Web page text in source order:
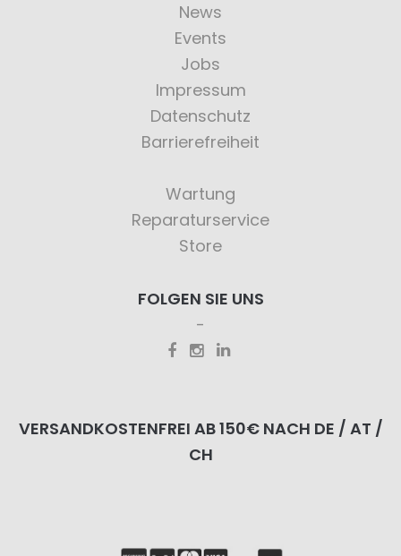
News
Events
Jobs
Impressum
Datenschutz
Barrierefreiheit
Wartung
Reparaturservice
Store
FOLGEN SIE UNS
VERSANDKOSTENFREI AB 150€ NACH DE / AT /
CH